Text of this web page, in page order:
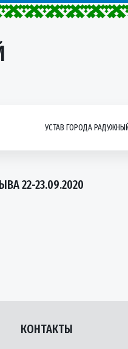
УСТАВ ГОРОДА
22-23.09.2020
КОНТАКТЫ